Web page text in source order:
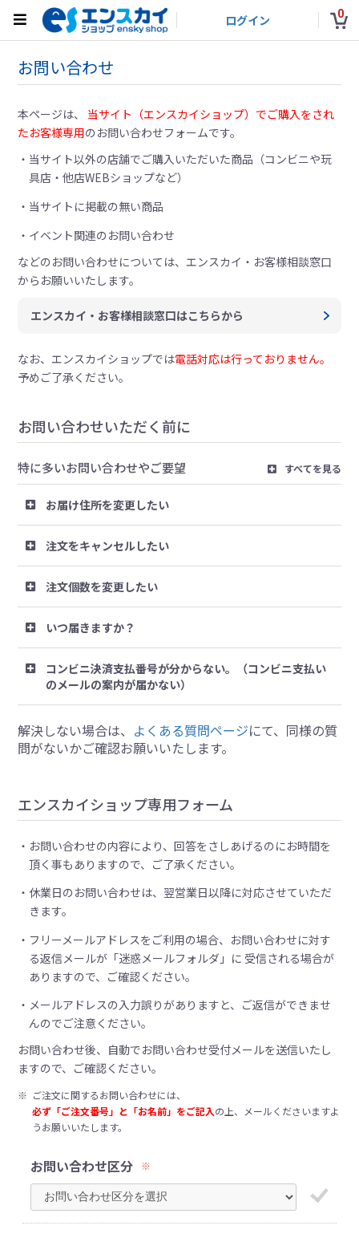
ログイン 0
お問い合わせ
本ページは、 当サイト（エンスカイショップ）でご購入をされ
たお客様専用のお問い合わせフォームです。
当サイト以外の店舗でご購入いただいた商品（コンビニや玩
具店・他店WEBショップなど）
当サイトに掲載の無い商品
イベント関連のお問い合わせ
などのお問い合わせについては、エンスカイ・お客様相談窓口
からお願いいたします。
エンスカイ・お客様相談窓口はこちらから
なお、エンスカイショップでは電話対応は行っておりません。
予めご了承ください。
お問い合わせいただく前に
特に多いお問い合わせやご要望 すべてを見る
お届け住所を変更したい
注文をキャンセルしたい
注文個数を変更したい
いつ届きますか？
コンビニ決済支払番号が分からない。（コンビニ支払い
のメールの案内が届かない）
解決しない場合は、 よくある質問ページにて、同様の質
問がないかご確認お願いいたします。
エンスカイショップ専用フォーム
お問い合わせの内容により、回答をさしあげるのにお時間を
頂く事もありますので、ご了承ください。
休業日のお問い合わせは、翌営業日以降に対応させていただ
きます。
フリーメールアドレスをご利用の場合、お問い合わせに対す
る返信メールが「迷惑メールフォルダ」に 受信される場合が
ありますので、ご確認ください。
メールアドレスの入力誤りがありますと、ご返信ができませ
んのでご注意ください。
お問い合わせ後、自動でお問い合わせ受付メールを送信いたし
ますので、ご確認ください。
※ ご注文に関するお問い合わせには、
必ず「ご注文番号」と「お名前」をご記入の上、メールくださいますよ
うお願いいたします。
お問い合わせ区分 ※